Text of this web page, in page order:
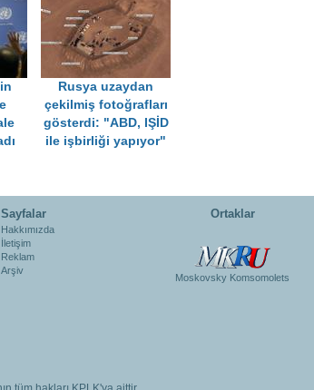
Rusya uzaydan
çekilmiş fotoğrafları
gösterdi: "ABD, IŞİD
ile işbirliği yapıyor"
Sayfalar
Hakkımızda
İletişim
Reklam
Arşiv
Ortaklar
Moskovsky Komsomolets